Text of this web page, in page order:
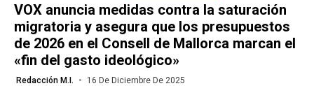
VOX anuncia medidas contra la saturación
migratoria y asegura que los presupuestos
de 2026 en el Consell de Mallorca marcan el
«fin del gasto ideológico»
Redacción M.I. 16 De Diciembre De 2025